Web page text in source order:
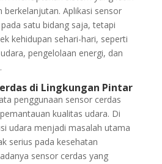
berkelanjutan. Aplikasi sensor
satu bidang saja, tetapi
kehidupan sehari-hari, seperti
pengelolaan energi, dan
di Lingkungan Pintar
penggunaan sensor cerdas
kualitas udara. Di
udara menjadi masalah utama
serius pada kesehatan
sensor cerdas yang